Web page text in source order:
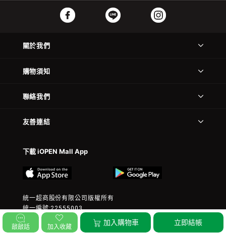
敲敲話 加入收藏
加入購物車 立即結帳
關於我們
購物須知
聯絡我們
友善連結
下載 iOPEN Mall App
統一超商股份有限公司版權所有
統一編號:22555003
© 2023 President Chain Store Corp. All rights reserved.